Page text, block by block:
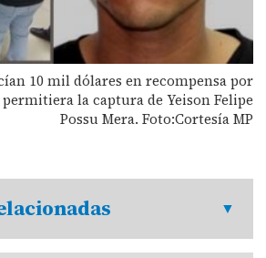
10 mil dólares en recompensa por
la captura de Yeison Felipe
Possu Mera. Foto:Cortesía MP